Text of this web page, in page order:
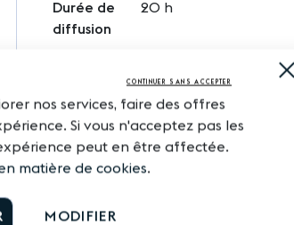
nos services, faire des offres
Si vous n'acceptez pas les
peut en être affectée.
matière de cookies.
MODIFIER
CONTINUER SANS ACCEPTER
Durée de
diffusion
20 h
d'emploi
L'utilisation de la
avec les parfums
endommager
Changez le
Entretenez